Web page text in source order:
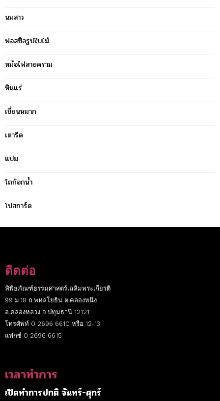
นมสาว
ฟอสซิลรูปใบไม้
หม้อไฟลายคราม
หินแร่
เชี่ยนหมาก
เตารีด
แปม
โถก๊อกน้ำ
โปสการ์ด
ติดต่อ
พิพิธภัณฑ์ธรรมศาสตร์เฉลิมพระเกียรติ
99 ม.18 ถ.พหลโยธิน ต.คลองหนึ่ง
อ.คลองหลวง จ.ปทุมธานี 12121
โทรศัพท์ 0 2696 6610 หรือ 12-13
แฟกซ์ 0 2696 6615
เวลาทำการ
เปิดทำการปกติ จันทร์-ศุกร์